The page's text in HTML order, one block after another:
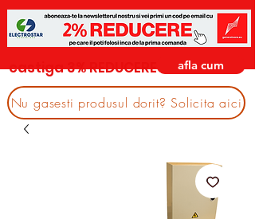
castiga 3% REDUCERE afla cum
Nu gasesti produsul dorit? Solicita aici